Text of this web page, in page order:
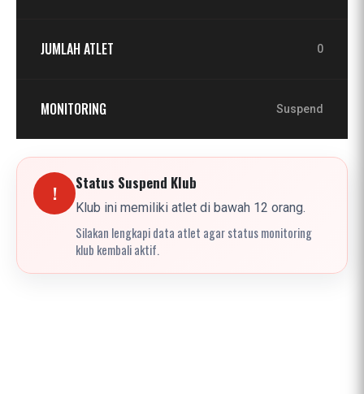
JUMLAH ATLET 0
MONITORING Suspend
! Status Suspend Klub
Klub ini memiliki atlet di bawah 12 orang.
Silakan lengkapi data atlet agar status monitoring
klub kembali aktif.